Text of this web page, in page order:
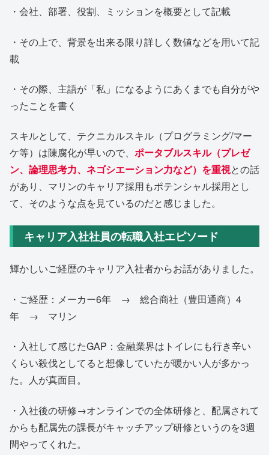
・会社、部署、役割、ミッションを概要として記載
・その上で、背景を出来る限り詳しく数値などを用いて記
載
・その際、主語が「私」になるようにあくまでも自分がや
ったことを書く
スキルとして、テクニカルスキル（プログラミング/マー
ケ等）は陳腐化が早いので、 ポータブルスキル（プレゼ
ン、論理思考力、ネゴシエーション力など） を重視との話
があり、マリンのキャリア採用もポテンシャル採用とし
て、そのような点を見ているのだと感じました。
キャリア入社社員の転職入社エピソード
輝かしいご経歴のキャリア入社者からお話がありました。
・ご経歴：メーカー6年 → 総合商社（豊田通商）4
年 → マリン
・入社して感じたGAP：金融業界はトイレにも行き辛い
くらい殺伐としてると想像していたが暖かい人が多かっ
た。人が真面目。
・入社後の研修→オンラインでの全体研修と、配属されて
からも配属先の課長がキャッチアップ研修というのを3週
間やってくれた。